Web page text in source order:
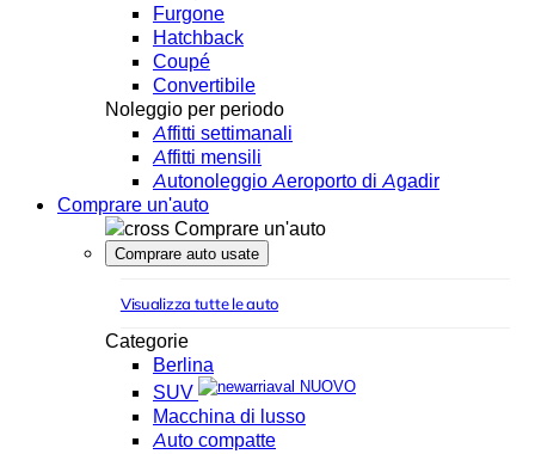
Furgone
Hatchback
Coupé
Convertibile
Noleggio per periodo
Affitti settimanali
Affitti mensili
Autonoleggio Aeroporto di Agadir
Comprare un'auto
Comprare un'auto
Comprare auto usate
Visualizza tutte le auto
Categorie
Berlina
SUV
NUOVO
Macchina di lusso
Auto compatte